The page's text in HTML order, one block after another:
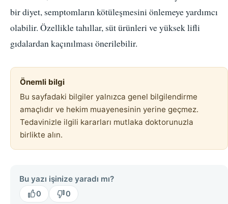
bir diyet, semptomların kötüleşmesini önlemeye yardımcı
olabilir. Özellikle tahıllar, süt ürünleri ve yüksek lifli
gıdalardan kaçınılması önerilebilir.
Önemli bilgi
Bu sayfadaki bilgiler yalnızca genel bilgilendirme
amaçlıdır ve hekim muayenesinin yerine geçmez.
Tedavinizle ilgili kararları mutlaka doktorunuzla
birlikte alın.
Bu yazı işinize yaradı mı?
0 0